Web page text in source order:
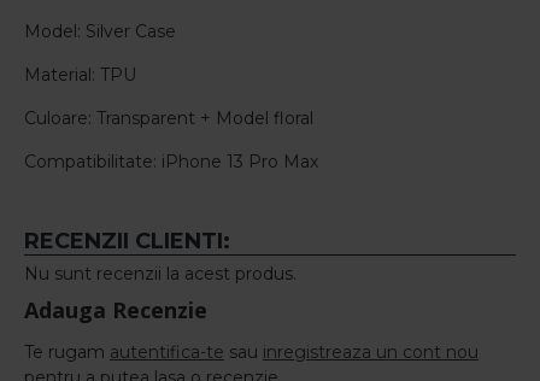
Model: Silver Case
Material: TPU
Culoare: Transparent + Model floral
Compatibilitate: iPhone 13 Pro Max
RECENZII CLIENTI:
Nu sunt recenzii la acest produs.
Adauga Recenzie
Te rugam autentifica-te sau inregistreaza un cont nou